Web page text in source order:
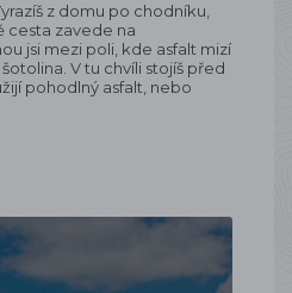
z domu po chodníku,
cesta zavede na
jsi mezi poli, kde asfalt mizí
V tu chvíli stojíš před
pohodlný asfalt, nebo